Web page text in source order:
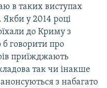
в таких виступах
Якби у 2014 році
до Криму з
говорити про
приїжджають
так чи інакше
з набагато